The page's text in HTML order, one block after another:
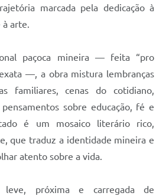
marcada pela dedicação à
à arte.
paçoca mineira — feita “pro
—, a obra mistura lembranças
familiares, cenas do cotidiano,
sobre educação, fé e
é um mosaico literário rico,
que traduz a identidade mineira e
atento sobre a vida.
leve, próxima e carregada de